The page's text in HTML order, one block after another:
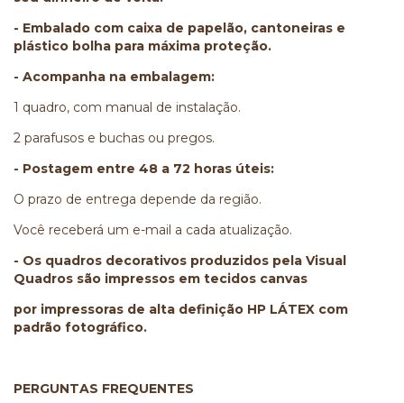
- Embalado com caixa de papelão, cantoneiras e
plástico bolha para máxima proteção.
- Acompanha na embalagem:
1 quadro, com manual de instalação.
2 parafusos e buchas ou pregos.
- Postagem entre 48 a 72 horas úteis:
O prazo de entrega depende da região.
Você receberá um e-mail a cada atualização.
- Os quadros decorativos produzidos pela Visual
Quadros são impressos em tecidos canvas
por impressoras de alta definição HP LÁTEX com
padrão fotográfico.
PERGUNTAS FREQUENTES